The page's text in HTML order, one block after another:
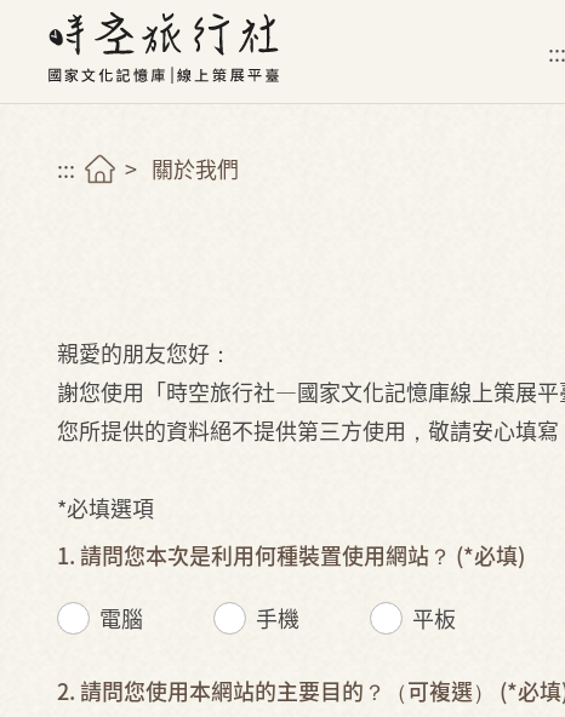
:::
::: 關於我們
親愛的朋友您好：
謝您使用「時空旅行社—國家文化記憶庫線上策展
您所提供的資料絕不提供第三方使用，敬請安心填寫
*必填選項
1. 請問您本次是利用何種裝置使用網站？ (*必填)
電腦
手機 平板
2. 請問您使用本網站的主要目的？（可複選） (*必